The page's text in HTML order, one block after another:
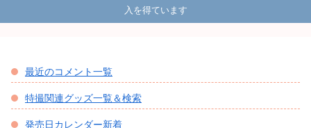
入を得ています
最近のコメント一覧
特撮関連グッズ一覧＆検索
発売日カレンダー新着